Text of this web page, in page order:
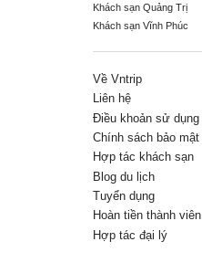
Khách sạn Quảng Trị
Khách sạn Vĩnh Phúc
Về Vntrip
Liên hệ
Điều khoản sử dụng
Chính sách bảo mật
Hợp tác khách sạn
Blog du lịch
Tuyển dụng
Hoàn tiền thành viên
Hợp tác đại lý